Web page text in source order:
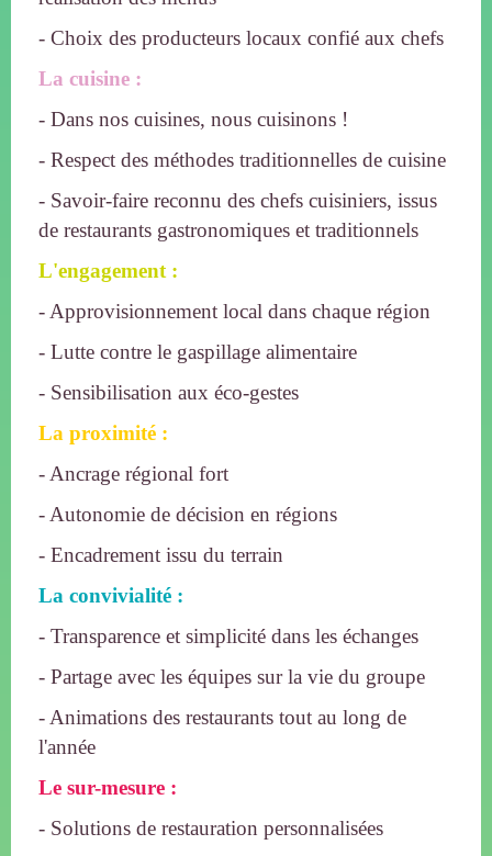
- Choix des producteurs locaux confié aux chefs
La cuisine :
- Dans nos cuisines, nous cuisinons !
- Respect des méthodes traditionnelles de cuisine
- Savoir-faire reconnu des chefs cuisiniers, issus
de restaurants gastronomiques et traditionnels
L'engagement :
- Approvisionnement local dans chaque région
- Lutte contre le gaspillage alimentaire
- Sensibilisation aux éco-gestes
La proximité :
- Ancrage régional fort
- Autonomie de décision en régions
- Encadrement issu du terrain
La convivialité :
- Transparence et simplicité dans les échanges
- Partage avec les équipes sur la vie du groupe
- Animations des restaurants tout au long de
l'année
Le sur-mesure :
- Solutions de restauration personnalisées